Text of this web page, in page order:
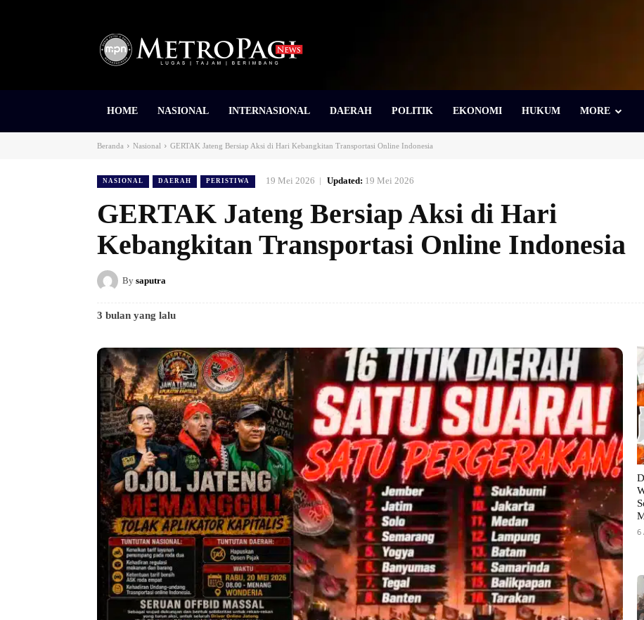
HOME NASIONAL INTERNASIONAL DAERAH POLITIK EKONOMI HUKUM MORE
Beranda Nasional GERTAK Jateng Bersiap Aksi di Hari Kebangkitan Transportasi Online Indonesia
NASIONAL DAERAH PERISTIWA 19 Mei 2026 Updated: 19 Mei 2026
GERTAK Jateng Bersiap Aksi di Hari
Kebangkitan Transportasi Online Indonesia
By saputra
3 bulan yang lalu
6